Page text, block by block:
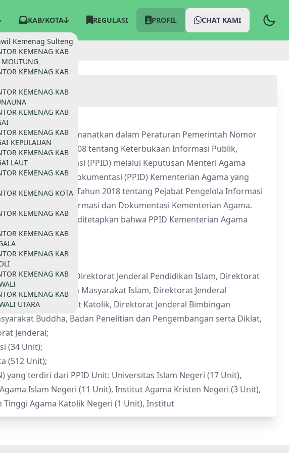
KAB/KOTA
Kemenag Sulteng
KEMENAG KAB
MOUTUNG
KEMENAG KAB
KEMENAG KAB
KEMENAG KAB
KEMENAG KAB
KEPULAUAN
KEMENAG KAB
LAUT
KEMENAG KAB
KEMENAG KOTA
KEMENAG KAB
KEMENAG KAB
KEMENAG KAB
KEMENAG KAB
KEMENAG KAB
UTARA
REGULASI PROFIL CHAT KAMI
sebagaimana diamanatkan dalam Peraturan Pemerintah Nomor
14 Tahun 2008 tentang Keterbukaan Informasi Publik,
dan Dokumentasi (PPID) melalui Keputusan Menteri Agama
Informasi dan Dokumentasi (PPID) Kementerian Agama yang
Nomor 533 Tahun 2018 tentang Pejabat Pengelola Informasi
Pengelola Informasi dan Dokumentasi Kementerian Agama.
2021 tersebut ditetapkan bahwa PPID Kementerian Agama
Jenderal;
Jenderal, Direktorat Jenderal Pendidikan Islam, Direktorat
Bimbingan Masyarakat Islam, Direktorat Jenderal
Masyarakat Katolik, Direktorat Jenderal Bimbingan
Buddha, Badan Penelitian dan Pengembangan serta Diklat,
Jenderal;
(34 Unit);
(512 Unit);
yang terdiri dari PPID Unit: Universitas Islam Negeri (17 Unit),
Islam Negeri (11 Unit), Institut Agama Kristen Negeri (3 Unit),
Tinggi Agama Katolik Negeri (1 Unit), Institut